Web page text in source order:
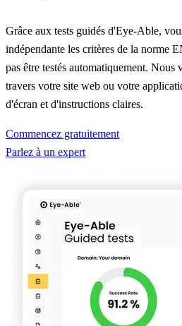
Grâce aux tests guidés d'Eye-Able,
indépendante les critères de la norme
pas être testés automatiquement. Nous
travers votre site web ou votre
d'écran et d'instructions claires.
Commencez gratuitement
Parlez à un expert